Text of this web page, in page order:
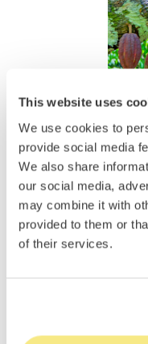
This website uses
We use cookies to
provide social media
We also share
our social media,
may combine it with
provided to them or
of their services.
Progreso de la